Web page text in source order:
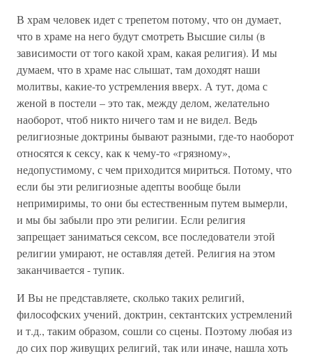
В храм человек идет с трепетом потому, что он думает,
что в храме на него будут смотреть Высшие силы (в
зависимости от того какой храм, какая религия). И мы
думаем, что в храме нас слышат, там доходят наши
молитвы, какие-то устремления вверх. А тут, дома с
женой в постели – это так, между делом, желательно
наоборот, чтоб никто ничего там и не видел. Ведь
религиозные доктрины бывают разными, где-то наоборот
относятся к сексу, как к чему-то «грязному»,
недопустимому, с чем приходится мириться. Потому, что
если бы эти религиозные адепты вообще были
непримиримы, то они бы естественным путем вымерли,
и мы бы забыли про эти религии. Если религия
запрещает заниматься сексом, все последователи этой
религии умирают, не оставляя детей. Религия на этом
заканчивается - тупик.
И Вы не представляете, сколько таких религий,
философских учений, доктрин, сектантских устремлений
и т.д., таким образом, сошли со сцены. Поэтому любая из
до сих пор живущих религий, так или иначе, нашла хоть